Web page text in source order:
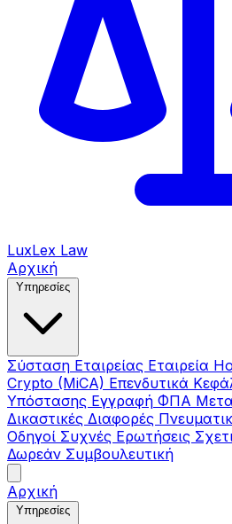
LuxLex Law
Αρχική
Σύσταση Εταιρείας Εταιρεία
Crypto (MiCA) Επενδυτικά
Υπόστασης Εγγραφή ΦΠΑ
Δικαστικές Διαφορές
Οδηγοί Συχνές Ερωτήσεις
Δωρεάν Συμβουλευτική
Αρχική